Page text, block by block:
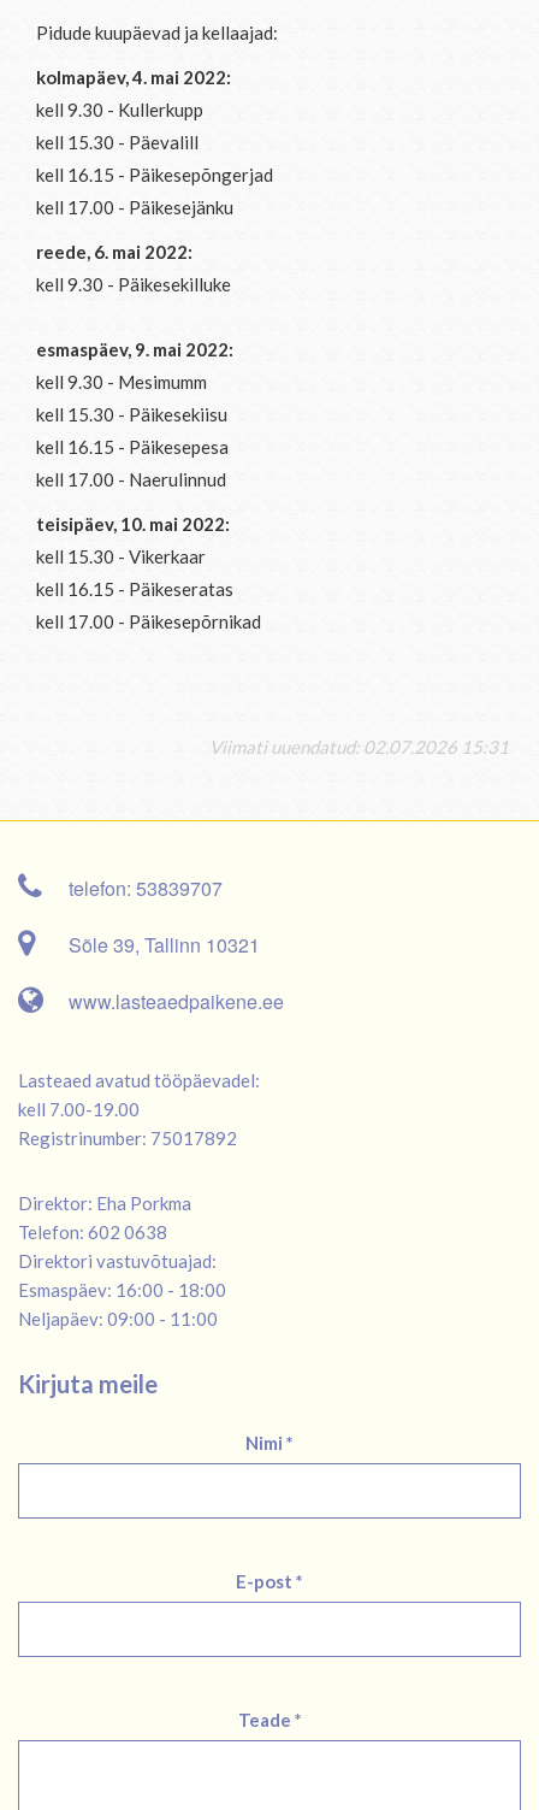
Pidude kuupäevad ja kellaajad:
kolmapäev, 4. mai 2022:
kell 9.30 - Kullerkupp
kell 15.30 - Päevalill
kell 16.15 - Päikesepõngerjad
kell 17.00 - Päikesejänku
reede, 6. mai 2022:
kell 9.30 - Päikesekilluke
esmaspäev, 9. mai 2022:
kell 9.30 - Mesimumm
kell 15.30 - Päikesekiisu
kell 16.15 - Päikesepesa
kell 17.00 - Naerulinnud
teisipäev, 10. mai 2022:
kell 15.30 - Vikerkaar
kell 16.15 - Päikeseratas
kell 17.00 - Päikesepõrnikad
Viimati uuendatud: 02.07.2026 15:31
telefon: 53839707
Sõle 39, Tallinn 10321
www.lasteaedpaikene.ee
Lasteaed avatud tööpäevadel:
kell 7.00-19.00
Registrinumber: 75017892
Direktor: Eha Porkma
Telefon: 602 0638
Direktori vastuvõtuajad:
Esmaspäev: 16:00 - 18:00
Neljapäev: 09:00 - 11:00
Kirjuta meile
Nimi *
E-post *
Teade *